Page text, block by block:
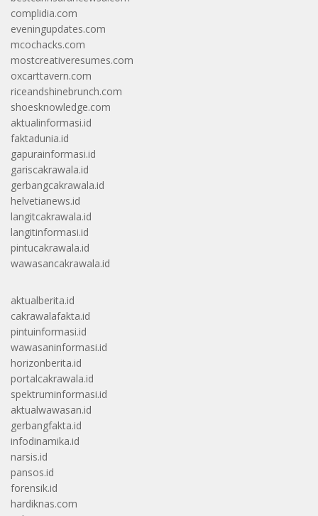
complidia.com
eveningupdates.com
mcochacks.com
mostcreativeresumes.com
oxcarttavern.com
riceandshinebrunch.com
shoesknowledge.com
aktualinformasi.id
faktadunia.id
gapurainformasi.id
gariscakrawala.id
gerbangcakrawala.id
helvetianews.id
langitcakrawala.id
langitinformasi.id
pintucakrawala.id
wawasancakrawala.id
aktualberita.id
cakrawalafakta.id
pintuinformasi.id
wawasaninformasi.id
horizonberita.id
portalcakrawala.id
spektruminformasi.id
aktualwawasan.id
gerbangfakta.id
infodinamika.id
narsis.id
pansos.id
forensik.id
hardiknas.com